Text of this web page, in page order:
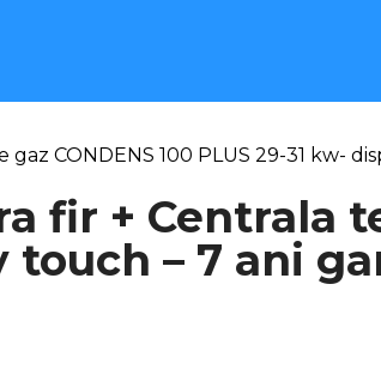
CONDENS 100 PLUS 29-31 kw-
fir + Centrala
touch – 7 ani